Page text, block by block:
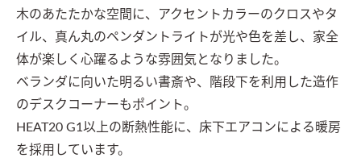
木のあたたかな空間に、アクセントカラーのクロスやタ
イル、真ん丸のペンダントライトが光や色を差し、家全
体が楽しく心躍るような雰囲気となりました。
ベランダに向いた明るい書斎や、階段下を利用した造作
のデスクコーナーもポイント。
HEAT20 G1以上の断熱性能に、床下エアコンによる暖房
を採用しています。